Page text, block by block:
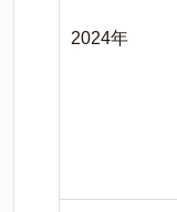
2024年